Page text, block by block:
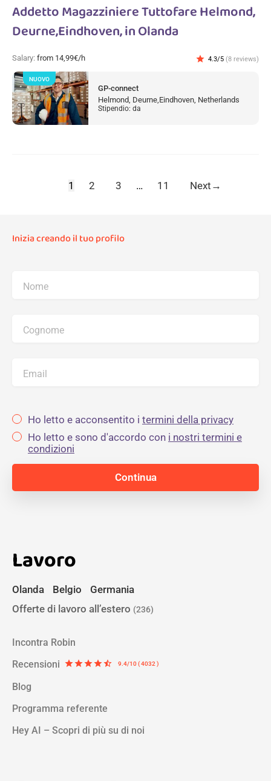
Addetto Magazziniere Tuttofare Helmond,
Deurne,Eindhoven, in Olanda
Salary: from 14,99€/h star 4.3/5 (8 reviews)
GP-connect
Helmond, Deurne,Eindhoven, Netherlands
Stipendio: da
NUOVO
1 2 3 … 11 Next →
Inizia creando il tuo profilo
Nome
Cognome
Email
Ho letto e acconsentito i termini della privacy
Ho letto e sono d'accordo con i nostri termini e
condizioni
Lavoro
Olanda Belgio
Germania
Offerte di lavoro all’estero (236)
Incontra Robin
Recensioni starstarstarstarstar_half 9.4/10 ( 4032 )
Blog
Programma referente
Hey AI – Scopri di più su di noi